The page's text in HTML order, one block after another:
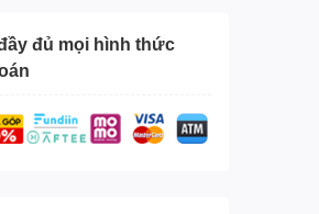
đủ mọi hình thức